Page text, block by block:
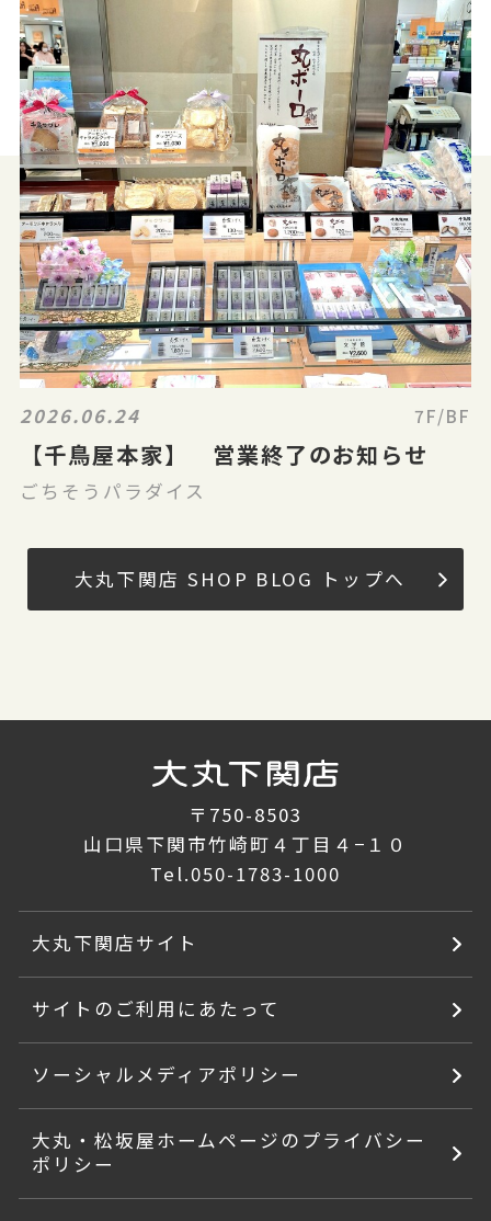
2026.06.24 7F/BF
【千鳥屋本家】 営業終了のお知らせ
ごちそうパラダイス
大丸下関店 SHOP BLOG トップへ
〒750-8503
山口県下関市竹崎町４丁目４−１０
Tel.050-1783-1000
大丸下関店サイト
サイトのご利用にあたって
ソーシャルメディアポリシー
大丸・松坂屋ホームページのプライバシー
ポリシー